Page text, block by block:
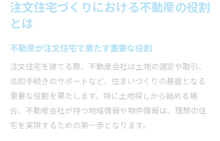
注文住宅づくりにおける不動産の役割
とは
不動産が注文住宅で果たす重要な役割
注文住宅を建てる際、不動産会社は土地の選定や取引、
法的手続きのサポートなど、住まいづくりの基盤となる
重要な役割を果たします。特に土地探しから始める場
合、不動産会社が持つ地域情報や物件情報は、理想の住
宅を実現するための第一歩となります。